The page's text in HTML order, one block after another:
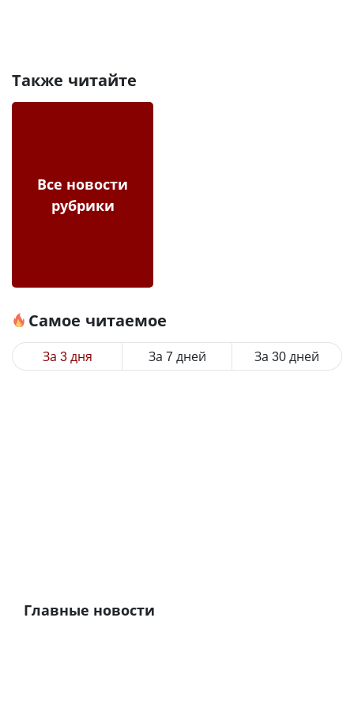
Также читайте
Все новости
рубрики
Самое читаемое
За 3 дня За 7 дней За 30 дней
Главные новости